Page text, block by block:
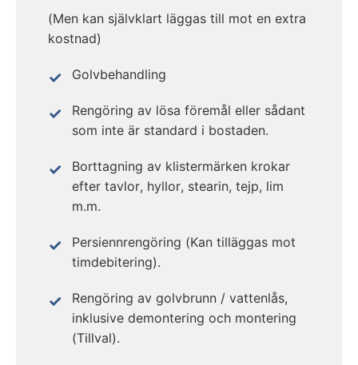
(Men kan självklart läggas till mot en extra
kostnad)
Golvbehandling
Rengöring av lösa föremål eller sådant
som inte är standard i bostaden.
Borttagning av klistermärken krokar
efter tavlor, hyllor, stearin, tejp, lim
m.m.
Persiennrengöring (Kan tilläggas mot
timdebitering).
Rengöring av golvbrunn / vattenlås,
inklusive demontering och montering
(Tillval).